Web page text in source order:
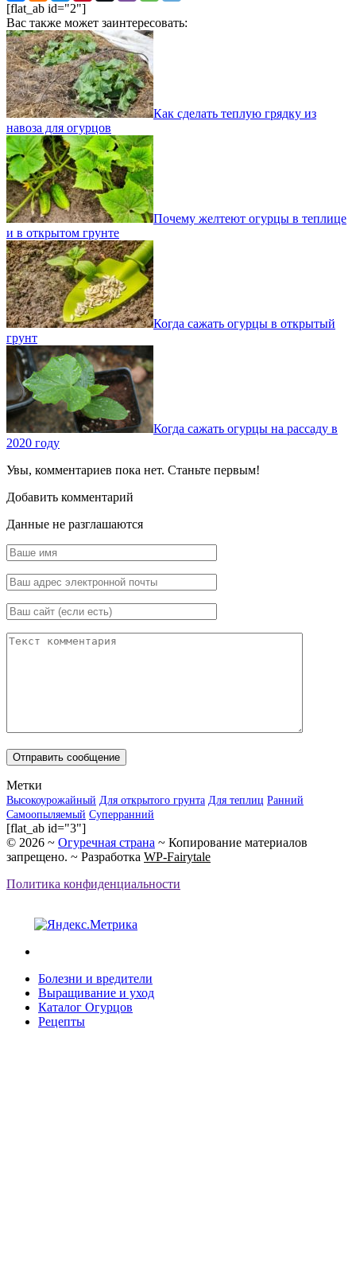
[flat_ab id="2"]
Вас также может заинтересовать:
Как сделать теплую грядку из
навоза для огурцов
Почему желтеют огурцы в теплице
и в открытом грунте
Когда сажать огурцы в открытый
грунт
Когда сажать огурцы на рассаду в
2020 году
Увы, комментариев пока нет. Станьте первым!
Добавить комментарий
Данные не разглашаются
Метки
Высокоурожайный Для открытого грунта Для теплиц Ранний
Самоопыляемый Суперранний
[flat_ab id="3"]
© 2026 ~ Огуречная страна ~ Копирование материалов
запрещено. ~ Разработка WP-Fairytale
Политика конфиденциальности
Болезни и вредители
Выращивание и уход
Каталог Огурцов
Рецепты